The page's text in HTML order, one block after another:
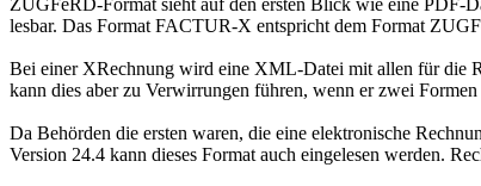
ZUGFeRD-Format sieht auf den ersten Blick wie eine PDF-
lesbar. Das Format FACTUR-X entspricht dem Format
Bei einer XRechnung wird eine XML-Datei mit allen für die
kann dies aber zu Verwirrungen führen, wenn er zwei
Da Behörden die ersten waren, die eine elektronische
Version 24.4 kann dieses Format auch eingelesen werden.